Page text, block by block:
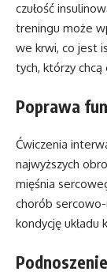
czułość
treningu może
we krwi, co jest
tych, którzy
Poprawa
Ćwiczenia
najwyższych
mięśnia
chorób
kondycję układu